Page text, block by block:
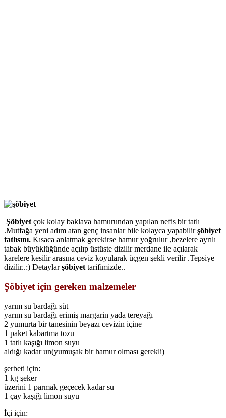
Şöbiyet çok kolay baklava hamurundan yapılan nefis bir tatlı
.Mutfağa yeni adım atan genç insanlar bile kolayca yapabilirşöbiyet
tatlısını. Kısaca anlatmak gerekirse hamur yoğrulur ,bezelere ayrılı
tabak büyüklüğünde açılıp üstüste dizilir merdane ile açılarak
karelere kesilir arasına ceviz koyularak üçgen şekli verilir .Tepsiye
dizilir..:) Detaylarşöbiyet tarifimizde..
Şöbiyet için gereken malzemeler
yarım su bardağı süt
yarım su bardağı erimiş margarin yada tereyağı
2 yumurta bir tanesinin beyazı cevizin içine
1 paket kabartma tozu
1 tatlı kaşığı limon suyu
aldığı kadar un(yumuşak bir hamur olması gerekli)
şerbeti için:
1 kg şeker
üzerini 1 parmak geçecek kadar su
1 çay kaşığı limon suyu
İçi için: